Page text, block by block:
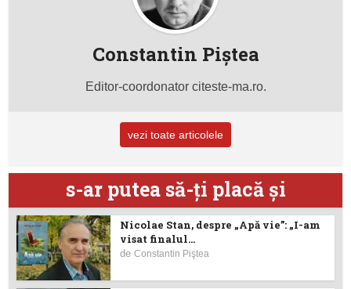
Constantin Piştea
Editor-coordonator citeste-ma.ro.
vezi toate articolele
s-ar putea să-ţi placă şi
Nicolae Stan, despre „Apă vie”: „I-am
visat finalul...
deConstantin Piştea